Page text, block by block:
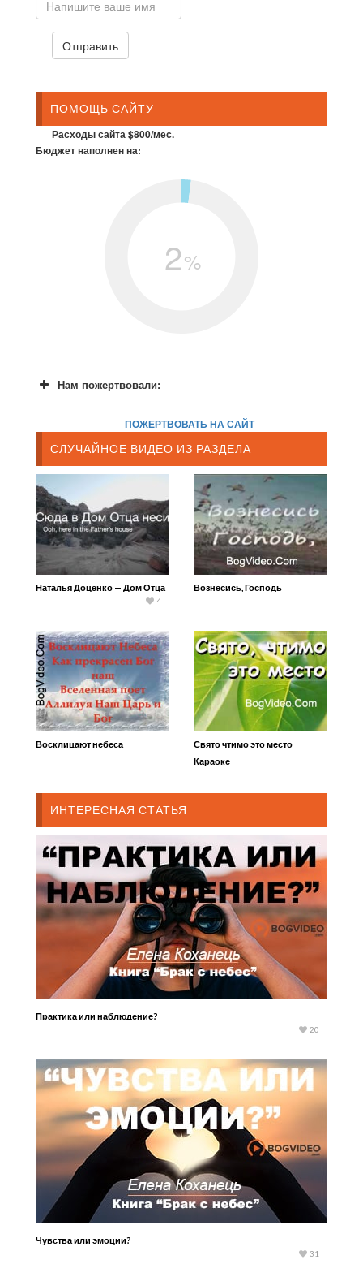
ПОМОЩЬ САЙТУ
Расходы сайта $800/мес.
Бюджет наполнен на:
2%
Нам пожертвовали:
ПОЖЕРТВОВАТЬ НА САЙТ
СЛУЧАЙНОЕ ВИДЕО ИЗ РАЗДЕЛА
Наталья Доценко — Дом Отца
4
Вознесись, Господь
Восклицают небеса
Свято чтимо это место
Караоке
ИНТЕРЕСНАЯ СТАТЬЯ
Практика или наблюдение?
20
Чувства или эмоции?
31